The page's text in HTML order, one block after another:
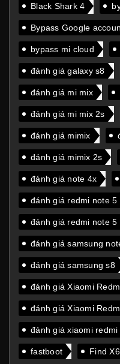
Black Shark 4
Bypass Google
bypass mi cloud
đánh giá galaxy s8
đánh giá mi mix
đánh giá mi mix 2s
đánh giá mimix
đánh giá mimix 2s
đánh giá note 4x
đánh giá redmi note 5
đánh giá redmi note 5
đánh giá samsung
đánh giá samsung s8
đánh giá Xiaomi
đánh giá Xiaomi
đánh giá xiaomi redmi
fastboot Find X6